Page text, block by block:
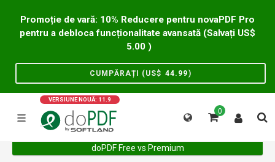
Promoție de vară: 10% Reducere pentru novaPDF Pro
5.00 )
CUMPĂRAȚI (US$ 44.99)
VERSIUNE NOUĂ: 11.9
0
doPDF Free vs Premium